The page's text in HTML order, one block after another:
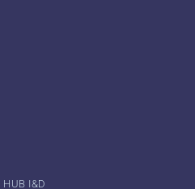
HUB I&D